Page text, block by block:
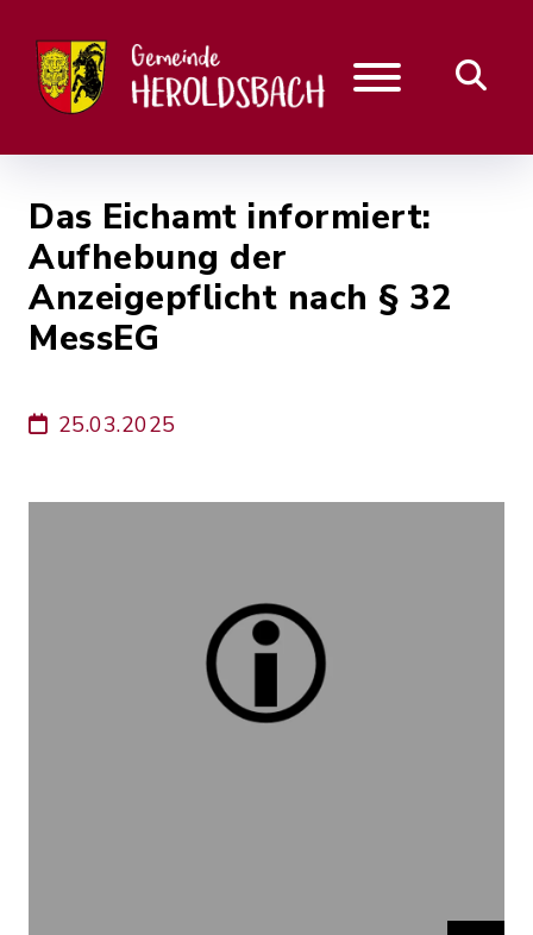
Das Eichamt informiert:
Aufhebung der
Anzeigepflicht nach § 32
MessEG
25.03.2025